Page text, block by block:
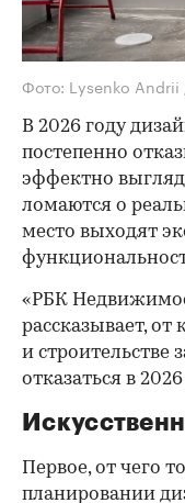
Фото: Lysenko
В 2026 году
постепенно
эффектно
ломаются о
место выходят
«РБК
рассказывает,
и строительстве
отказаться в 2026
Первое, от чего
планировании